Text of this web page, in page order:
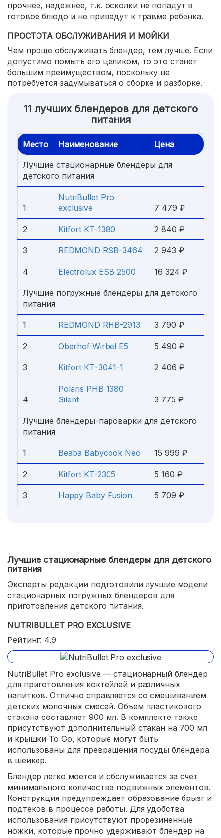
прочнее, надежнее, т.к. осколки не попадут в
готовое блюдо и не приведут к травме ребенка.
ПРОСТОТА ОБСЛУЖИВАНИЯ И МОЙКИ
Чем проще обслуживать блендер, тем лучше. Если
допустимо помыть его целиком, то это станет
большим преимуществом, поскольку не
потребуется задумываться о сборке и разборке.
11 лучших блендеров для детского
питания
Место Наименование Цена
Лучшие стационарные блендеры для
детского питания
1
NutriBullet Pro
exclusive
7 479 ₽
2 Kitfort KT-1380 2 840 ₽
3 REDMOND RSB-3464 2 943 ₽
4 Electrolux ESB 2500 16 324 ₽
Лучшие погружные блендеры для детского
питания
1 REDMOND RHB-2913 3 790 ₽
2 Oberhof Wirbel E5 5 490 ₽
3 Kitfort КТ-3041-1 2 406 ₽
4
Polaris PHB 1380
Silent
3 775 ₽
Лучшие блендеры-пароварки для детского
питания
1 Beaba Babycook Neo 15 999 ₽
2 Kitfort KT-2305 5 160 ₽
3 Happy Baby Fusion 5 709 ₽
Лучшие стационарные блендеры для детского
питания
Эксперты редакции подготовили лучшие модели
стационарных погружных блендеров для
приготовления детского питания.
NUTRIBULLET PRO EXCLUSIVE
Рейтинг: 4.9
NutriBullet Pro exclusive — стационарный блендер
для приготовления коктейлей и различных
напитков. Отлично справляется со смешиванием
детских молочных смесей. Объем пластикового
стакана составляет 900 мл. В комплекте также
присутствуют дополнительный стакан на 700 мл
и крышки To Go, которые могут быть
использованы для превращения посуды блендера
в шейкер.
Блендер легко моется и обслуживается за счет
минимального количества подвижных элементов.
Конструкция предупреждает образование брызг и
подтеков в процессе работы. Для удобства
использования присутствуют прорезиненные
ножки, которые прочно удерживают блендер на